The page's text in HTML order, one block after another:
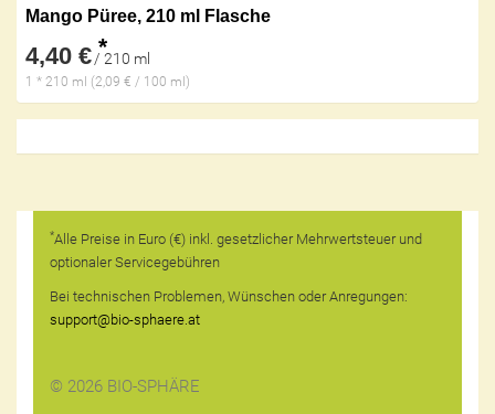
Mango Püree, 210 ml Flasche
4,40 € *
/ 210 ml
1 * 210 ml (2,09 € / 100 ml)
*Alle Preise in Euro (€) inkl. gesetzlicher Mehrwertsteuer und
optionaler Servicegebühren
Bei technischen Problemen, Wünschen oder Anregungen:
support@bio-sphaere.at
© 2026 BIO-SPHÄRE